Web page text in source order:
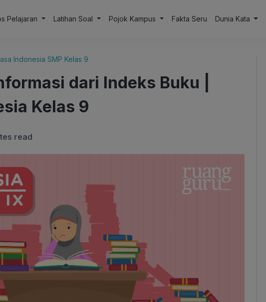
Pelajaran Latihan Soal Pojok Kampus Fakta Seru Dunia Kata
Indonesia SMP Kelas 9
dari Indeks Buku |
Kelas 9
read